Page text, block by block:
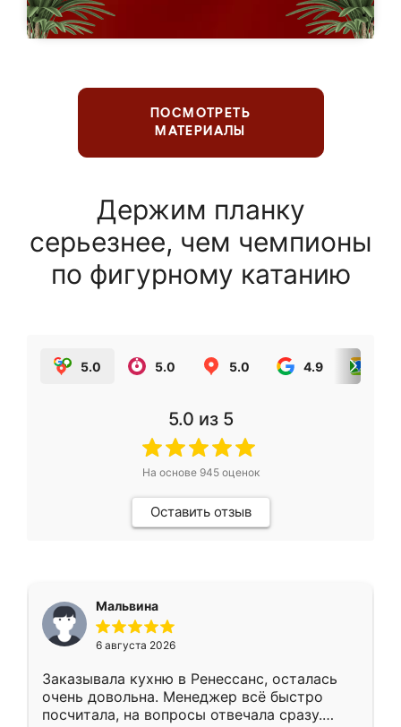
ПОСМОТРЕТЬ
МАТЕРИАЛЫ
Держим планку
серьезнее, чем чемпионы
по фигурному катанию
5.0 5.0 5.0 4.9
5.0 из 5
На основе 945оценок
Оставить отзыв
Мальвина
6 августа 2026
Заказывала кухню в Ренессанс, осталась
очень довольна. Менеджер всё быстро
посчитала, на вопросы отвечала сразу.